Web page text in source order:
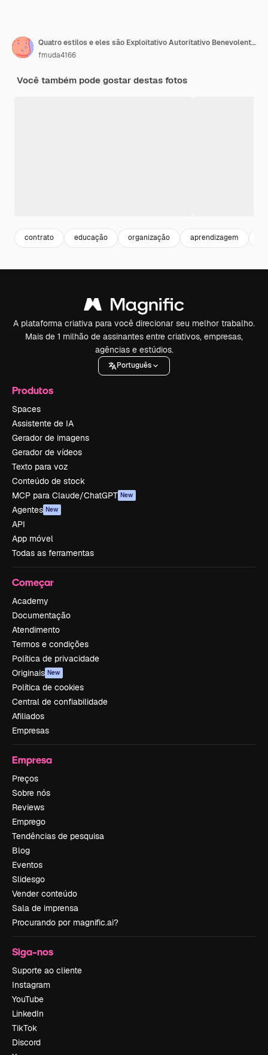
Quatro estilos e eles são Exploitativo Autoritativo Benevolente Autoritativo Consultivo e Parte
fmuda4166
Você também pode gostar destas fotos
contrato educação organização aprendizagem
A plataforma criativa para você direcionar seu melhor trabalho.
Mais de 1 milhão de assinantes entre criativos, empresas,
agências e estúdios.
Português
Produtos
Spaces
Assistente de IA
Gerador de imagens
Gerador de vídeos
Texto para voz
Conteúdo de stock
MCP para Claude/ChatGPT New
Agentes New
API
App móvel
Todas as ferramentas
Começar
Academy
Documentação
Atendimento
Termos e condições
Política de privacidade
Originais New
Política de cookies
Central de confiabilidade
Afiliados
Empresas
Empresa
Preços
Sobre nós
Reviews
Emprego
Tendências de pesquisa
Blog
Eventos
Slidesgo
Vender conteúdo
Sala de imprensa
Procurando por magnific.ai?
Siga-nos
Suporte ao cliente
Instagram
YouTube
LinkedIn
TikTok
Discord